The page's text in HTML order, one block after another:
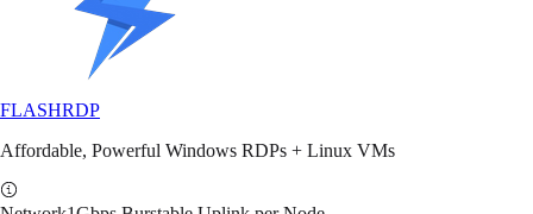
FLASHRDP
Affordable, Powerful Windows RDPs + Linux VMs